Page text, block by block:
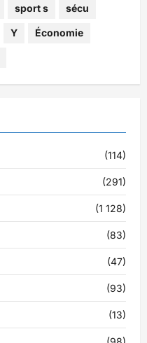
sport s sécu
Y Économie
(114)
(291)
(1 128)
(83)
(47)
(93)
(13)